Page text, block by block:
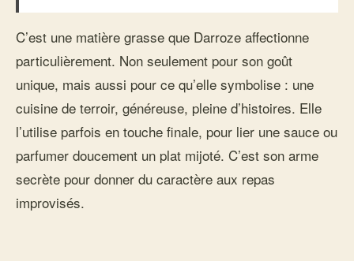
C’est une matière grasse que Darroze affectionne
particulièrement. Non seulement pour son goût
unique, mais aussi pour ce qu’elle symbolise : une
cuisine de terroir, généreuse, pleine d’histoires. Elle
l’utilise parfois en touche finale, pour lier une sauce ou
parfumer doucement un plat mijoté. C’est son arme
secrète pour donner du caractère aux repas
improvisés.